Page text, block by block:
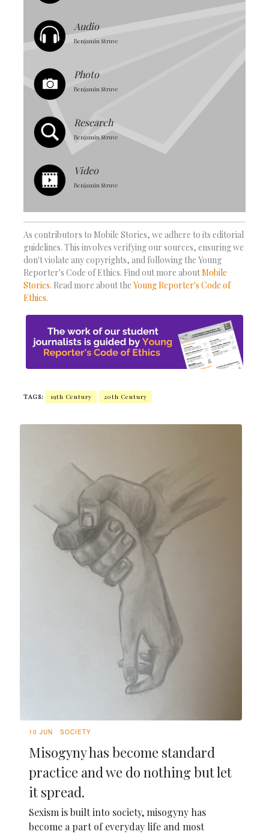
Audio
Benjamin Struve
Photo
Benjamin Struve
Research
Benjamin Struve
Video
Benjamin Struve
As contributors to Mobile Stories, we adhere to its editorial
guidelines. This involves verifying our sources, ensuring we
don't violate any copyrights, and following the Young
Reporter's Code of Ethics. Find out more aboutMobile
Stories. Read more about the Young Reporter's Code of
Ethics.
TAGS: 19th Century 20th Century
10 JUN SOCIETY
Misogyny has become standard
practice and we do nothing but let
it spread.
Sexism is built into society, misogyny has
become a part of everyday life and most